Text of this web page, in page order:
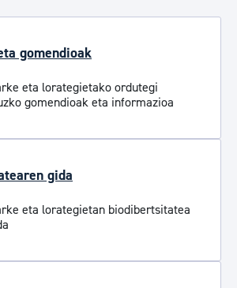
gomendioak
eta lorategietako ordutegi
gomendioak eta informazioa
gida
eta lorategietan biodibertsitatea